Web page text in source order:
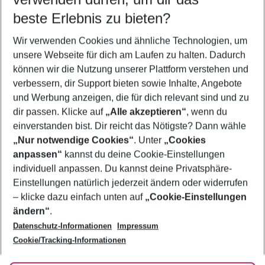
5-8 Nächte
2 Erwachsene Keine Kinder
Mehr Filter anzeigen
Footer
Footer navigation
Über uns
AGB
Bestpreisgarantie
Cookie-Einstellungen ändern
Cookie-Richtlinie
Agenturbetreuung
Barrierefreies Reisen
Folge uns
beste Erlebnis zu bieten?
Wir verwenden Cookies und ähnliche Technologien, um
unsere Webseite für dich am Laufen zu halten. Dadurch
können wir die Nutzung unserer Plattform verstehen und
verbessern, dir Support bieten sowie Inhalte, Angebote
und Werbung anzeigen, die für dich relevant sind und zu
dir passen. Klicke auf „Alle akzeptieren“, wenn du
einverstanden bist. Dir reicht das Nötigste? Dann wähle
„Nur notwendige Cookies“. Unter „Cookies
anpassen“ kannst du deine Cookie-Einstellungen
individuell anpassen. Du kannst deine Privatsphäre-
Einstellungen natürlich jederzeit ändern oder widerrufen
– klicke dazu einfach unten auf „Cookie-Einstellungen
ändern“.
Datenschutz-Informationen
Impressum
Cookie/Tracking-Informationen